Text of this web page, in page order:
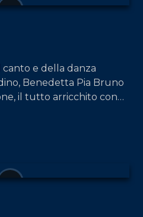
e della danza
Benedetta Pia Bruno
il tutto arricchito con
di casa, Francesco